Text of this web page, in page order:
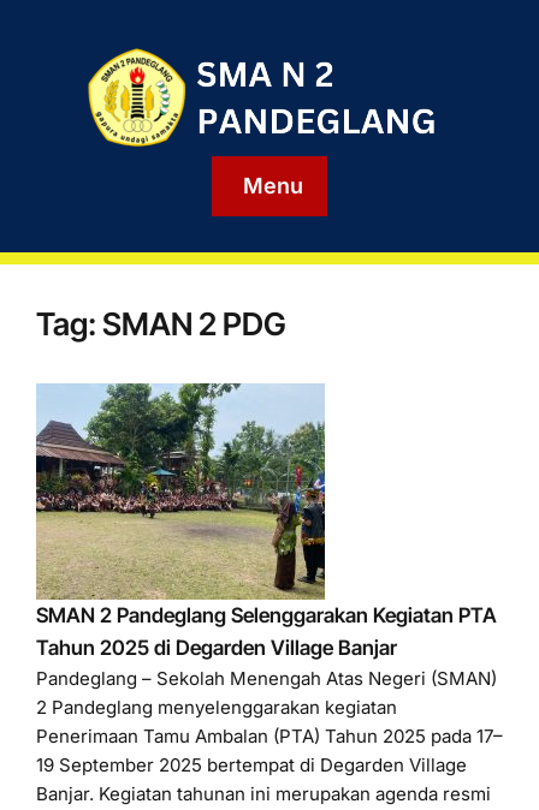
Menu
Tag:SMAN 2 PDG
SMAN 2 Pandeglang Selenggarakan Kegiatan PTA
Tahun 2025 di Degarden Village Banjar
Pandeglang – Sekolah Menengah Atas Negeri (SMAN)
2 Pandeglang menyelenggarakan kegiatan
Penerimaan Tamu Ambalan (PTA) Tahun 2025 pada 17–
19 September 2025 bertempat di Degarden Village
Banjar. Kegiatan tahunan ini merupakan agenda resmi